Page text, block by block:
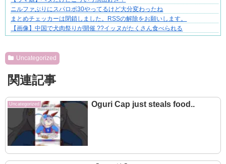
ニルファぶりにスパロボ30やってるけど大分変わったね
まとめチェッカーは閉鎖しました。RSSの解除をお願いします。
【画像】中国で犬肉祭りが開催 ??イッヌがたくさん食べられる
Uncategorized
関連記事
Uncategorized Oguri Cap just steals food..